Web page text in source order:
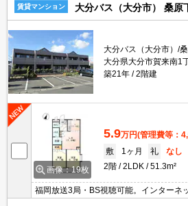
賃貸マンション 大分バス（大分市） 桑原
大分バス（大分市）/
大分県大分市賀来南1
築21年
2階建
画像：19枚
5.9万円(管理費等：
敷
1ヶ月 礼
なし
2階
2LDK 51.3m²
福岡放送3局・BS視聴可能。インターネ